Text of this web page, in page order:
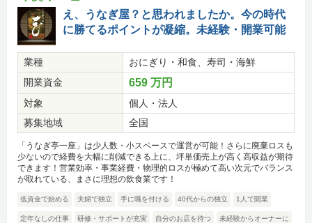
え、うなぎ屋？と思われましたか。今の時代
に勝てるポイントが凝縮。未経験・開業可能
業種
おにぎり・和食、寿司・海鮮
開業資金
659 万円
対象
個人・法人
募集地域
全国
「うなぎ亭一座」は少人数・小スペースで運営が可能！さらに廃棄ロスも
少ないので経費を大幅に削減できる上に、坪単価売上が高く高収益が期待
できます！営業効率・事業経費・物理的ロスが極めて高い次元でバランス
が取れている、まさに理想の飲食業です！
低資金で始める 夫婦で独立 手に職を付ける 40代からの独立 1人で開業
定年なしの仕事 研修・サポートが充実 自分のお店を持つ 未経験からオーナーに